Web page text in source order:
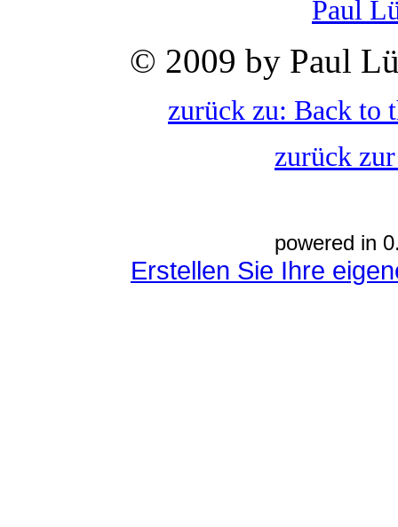
Paul
© 2009 by Paul
zurück zu: Back to
zurück
powered in
Erstellen Sie Ihre